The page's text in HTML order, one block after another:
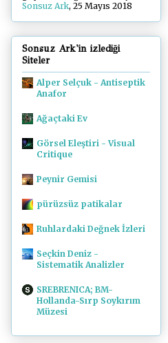
Sonsuz Ark, 25 Mayıs 2018
Sonsuz Ark'in izlediği
Siteler
Alper Selçuk - Antiseptik
Anafor
Ağaçtaki Ev
Görsel Eleştiri - Visual
Critique
Peynir Gemisi
pürüzsüz patikalar
Ruhlardaki Değnek İzleri
Seçkin Deniz -
Sistematik Analizler
SREBRENICA; BM-
Hollanda-Sırp Soykırım
Müzesi